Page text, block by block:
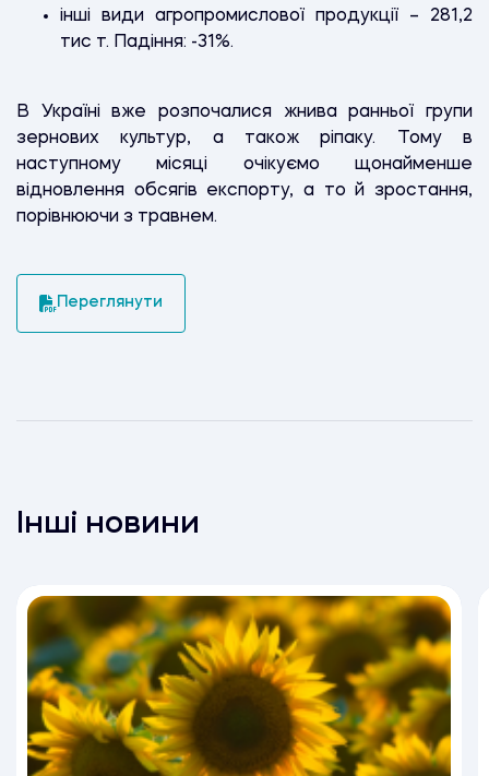
інші види агропромислової продукції – 281,2
тис т. Падіння: -31%.
В Україні вже розпочалися жнива ранньої групи
зернових культур, а також ріпаку. Тому в
наступному місяці очікуємо щонайменше
відновлення обсягів експорту, а то й зростання,
порівнюючи з травнем.
Переглянути
Інші новини